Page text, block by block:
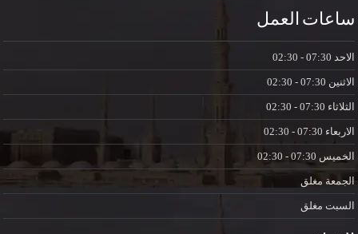
ساعات العمل
الاحد
الاثنين
الثلاثاء
الاربعاء
الخميس
الجمعة مغلق
السبت مغلق